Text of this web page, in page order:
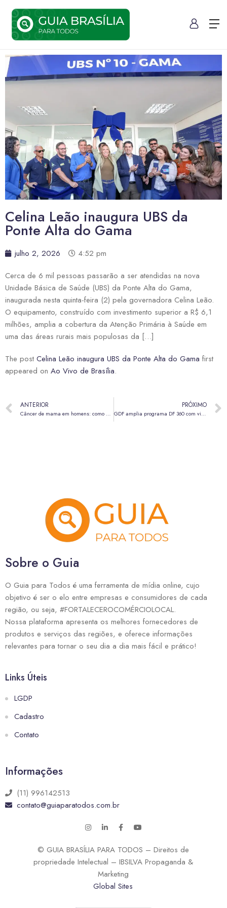
Celina Leão inaugura UBS da
Ponte Alta do Gama
julho 2, 2026
4:52 pm
Cerca de 6 mil pessoas passarão a ser atendidas na nova
Unidade Básica de Saúde (UBS) da Ponte Alta do Gama,
inaugurada nesta quinta-feira (2) pela governadora Celina Leão.
O equipamento, construído com investimento superior a R$ 6,1
milhões, amplia a cobertura da Atenção Primária à Saúde em
uma das áreas rurais mais populosas da […]
The post Celina Leão inaugura UBS da Ponte Alta do Gama first
appeared on Ao Vivo de Brasília.
ANTERIOR
Câncer de mama em homens: como a genética pode ajudar a identificar riscos
PRÓXIMO
GDF amplia programa DF 360 com videomonitoramento em feiras permanentes
Sobre o Guia
O Guia para Todos é uma ferramenta de mídia online, cujo
objetivo é ser o elo entre empresas e consumidores de cada
região, ou seja, #FORTALECEROCOMÉRCIOLOCAL.
Nossa plataforma apresenta os melhores fornecedores de
produtos e serviços das regiões, e oferece informações
relevantes para tornar o seu dia a dia mais fácil e prático!
Links Úteis
LGDP
Cadastro
Contato
Informações
(11) 996142513
contato@guiaparatodos.com.br
© GUIA BRASÍLIA PARA TODOS – Direitos de
propriedade Intelectual – IBSILVA Propaganda &
Marketing
Global Sites